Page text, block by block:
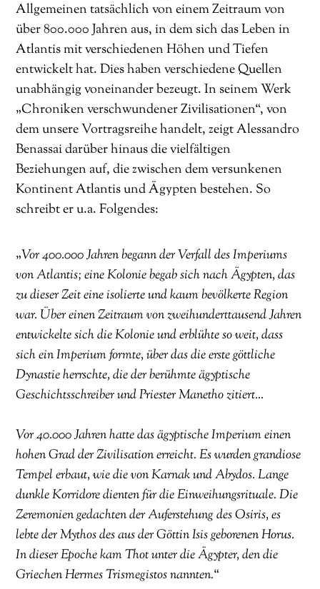
Allgemeinen tatsächlich von einem Zeitraum von
über 800.000 Jahren aus, in dem sich das Leben in
Atlantis mit verschiedenen Höhen und Tiefen
entwickelt hat. Dies haben verschiedene Quellen
unabhängig voneinander bezeugt. In seinem Werk
„Chroniken verschwundener Zivilisationen“, von
dem unsere Vortragsreihe handelt, zeigt Alessandro
Benassai darüber hinaus die vielfältigen
Beziehungen auf, die zwischen dem versunkenen
Kontinent Atlantis und Ägypten bestehen. So
schreibt er u.a. Folgendes:
„Vor 400.000 Jahren begann der Verfall des Imperiums
von Atlantis; eine Kolonie begab sich nach Ägypten, das
zu dieser Zeit eine isolierte und kaum bevölkerte Region
war. Über einen Zeitraum von zweihunderttausend Jahren
entwickelte sich die Kolonie und erblühte so weit, dass
sich ein Imperium formte, über das die erste göttliche
Dynastie herrschte, die der berühmte ägyptische
Geschichtsschreiber und Priester Manetho zitiert…
Vor 40.000 Jahren hatte das ägyptische Imperium einen
hohen Grad der Zivilisation erreicht. Es wurden grandiose
Tempel erbaut, wie die von Karnak und Abydos. Lange
dunkle Korridore dienten für die Einweihungsrituale. Die
Zeremonien gedachten der Auferstehung des Osiris, es
lebte der Mythos des aus der Göttin Isis geborenen Horus.
In dieser Epoche kam Thot unter die Ägypter, den die
Griechen Hermes Trismegistos nannten.“